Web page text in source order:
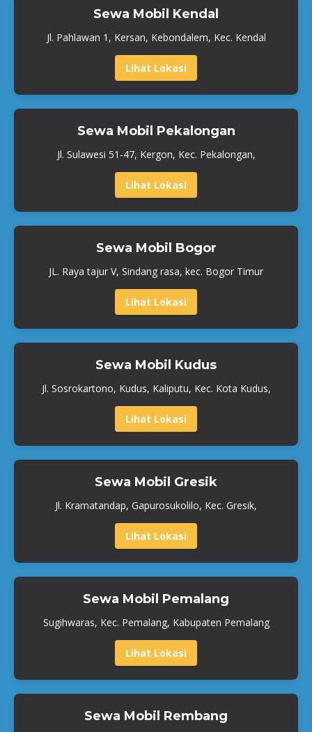
Sewa Mobil Kendal
Jl. Pahlawan 1, Kersan, Kebondalem, Kec. Kendal
Lihat Lokasi
Sewa Mobil Pekalongan
Jl. Sulawesi 51-47, Kergon, Kec. Pekalongan,
Lihat Lokasi
Sewa Mobil Bogor
JL. Raya tajur V, Sindang rasa, kec. Bogor Timur
Lihat Lokasi
Sewa Mobil Kudus
Jl. Sosrokartono, Kudus, Kaliputu, Kec. Kota Kudus,
Lihat Lokasi
Sewa Mobil Gresik
Jl. Kramatandap, Gapurosukolilo, Kec. Gresik,
Lihat Lokasi
Sewa Mobil Pemalang
Sugihwaras, Kec. Pemalang, Kabupaten Pemalang
Lihat Lokasi
Sewa Mobil Rembang